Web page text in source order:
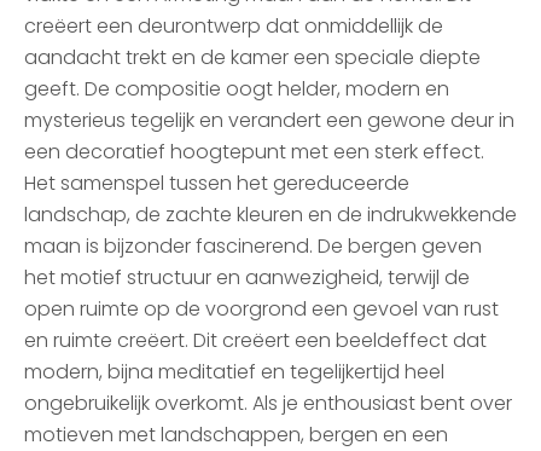
creëert een deurontwerp dat onmiddellijk de
aandacht trekt en de kamer een speciale diepte
geeft. De compositie oogt helder, modern en
mysterieus tegelijk en verandert een gewone deur in
een decoratief hoogtepunt met een sterk effect.
Het samenspel tussen het gereduceerde
landschap, de zachte kleuren en de indrukwekkende
maan is bijzonder fascinerend. De bergen geven
het motief structuur en aanwezigheid, terwijl de
open ruimte op de voorgrond een gevoel van rust
en ruimte creëert. Dit creëert een beeldeffect dat
modern, bijna meditatief en tegelijkertijd heel
ongebruikelijk overkomt. Als je enthousiast bent over
motieven met landschappen, bergen en een